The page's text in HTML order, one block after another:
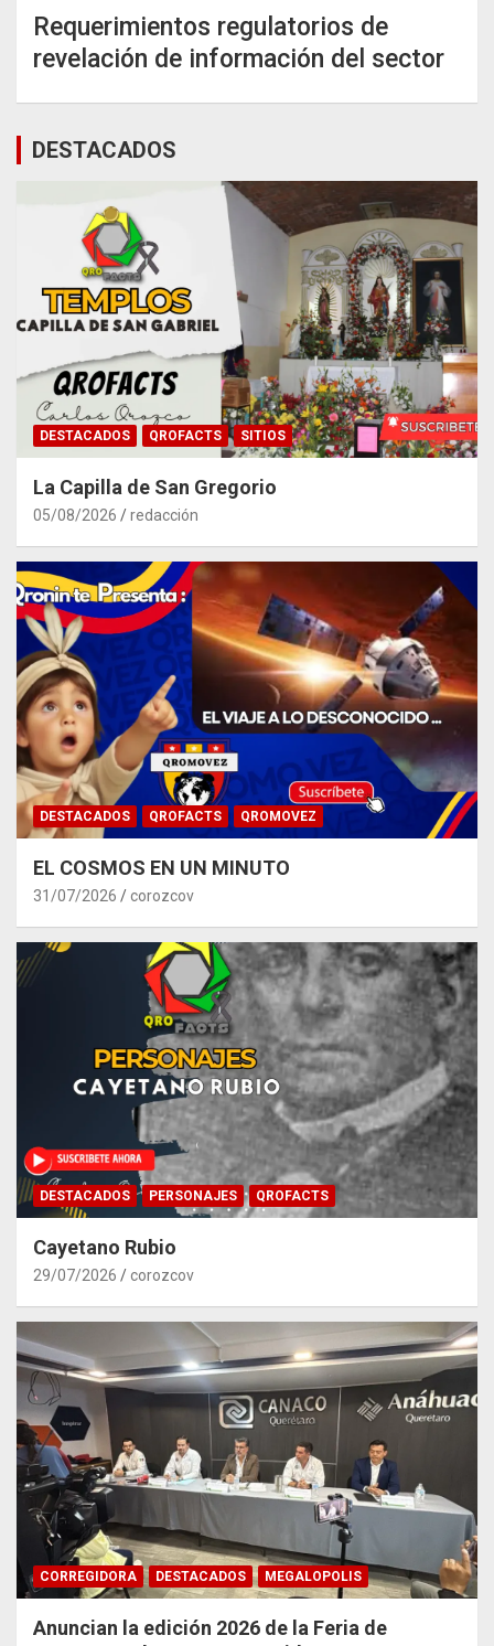
Requerimientos regulatorios de
revelación de información del sector
DESTACADOS
DESTACADOS QROFACTS SITIOS
La Capilla de San Gregorio
05/08/2026 redacción
DESTACADOS QROFACTS QROMOVEZ
EL COSMOS EN UN MINUTO
31/07/2026 corozcov
DESTACADOS PERSONAJES QROFACTS
Cayetano Rubio
29/07/2026 corozcov
CORREGIDORA DESTACADOS MEGALOPOLIS
Anuncian la edición 2026 de la Feria de